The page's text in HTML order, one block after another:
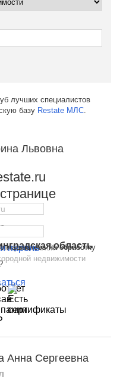
область
пароль
лучших специалистов
базу Restate МЛС.
Львовна
жилой
недвижимости
Анна Сергеевна
на обработку